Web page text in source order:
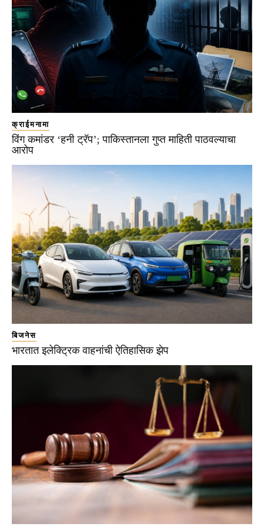
क्राईमनामा
विंग कमांडर ‘हनी ट्रॅप’; पाकिस्तानला गुप्त माहिती पाठवल्याचा
आरोप
बिजनेस
भारतात इलेक्ट्रिक वाहनांची ऐतिहासिक झेप